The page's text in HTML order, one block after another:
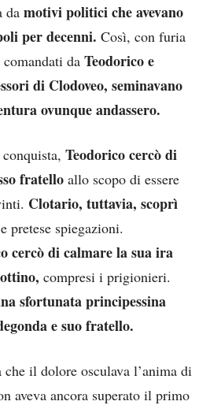
da motivi politici che avevano
per decenni. Così, con furia
da Teodorico e
di Clodoveo, seminavano
ovunque andassero.
Teodorico cercò di
fratello allo scopo di essere
Clotario, tuttavia, scoprì
pretese spiegazioni.
cercò di calmare la sua ira
compresi i prigionieri.
sfortunata principessina
e suo fratello.
il dolore osculava l’anima di
aveva ancora superato il primo